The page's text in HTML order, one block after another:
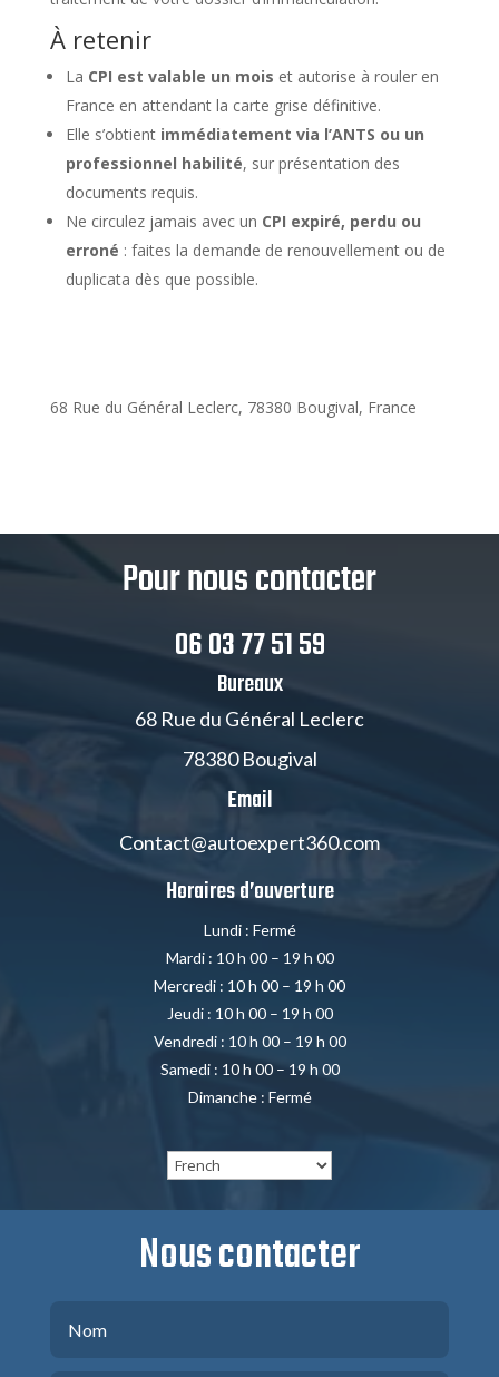
À retenir
La CPI est valable un mois et autorise à rouler en
France en attendant la carte grise définitive.
Elle s’obtient immédiatement via l’ANTS ou un
professionnel habilité, sur présentation des
documents requis.
Ne circulez jamais avec un CPI expiré, perdu ou
erroné : faites la demande de renouvellement ou de
duplicata dès que possible.
68 Rue du Général Leclerc, 78380 Bougival, France
Pour nous contacter
06 03 77 51 59
Bureaux
68 Rue du Général Leclerc
78380 Bougival
Email
Contact@autoexpert360.com
Horaires d’ouverture
Lundi : Fermé
Mardi : 10 h 00 – 19 h 00
Mercredi : 10 h 00 – 19 h 00
Jeudi : 10 h 00 – 19 h 00
Vendredi : 10 h 00 – 19 h 00
Samedi : 10 h 00 – 19 h 00
Dimanche : Fermé
Nous contacter